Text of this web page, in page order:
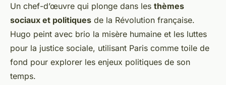
Un chef-d’œuvre qui plonge dans les thèmes
sociaux et politiques de la Révolution française.
Hugo peint avec brio la misère humaine et les luttes
pour la justice sociale, utilisant Paris comme toile de
fond pour explorer les enjeux politiques de son
temps.